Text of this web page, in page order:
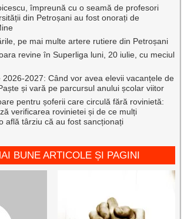
împreună cu o seamă de profesori
din Petroșani au fost onorați de
pe mai multe artere rutiere din Petroșani
revine în Superliga luni, 20 iulie, cu meciul
2026-2027: Când vor avea elevii vacanțele de
și vară pe parcursul anului școlar viitor
pentru șoferii care circulă fără rovinietă:
verificarea rovinietei și de ce mulți
află târziu că au fost sancționați
BUNE ARTICOLE ȘI PAGINI